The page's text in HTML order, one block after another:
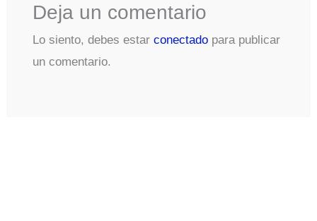
Deja un comentario
Lo siento, debes estar conectadopara publicar
un comentario.